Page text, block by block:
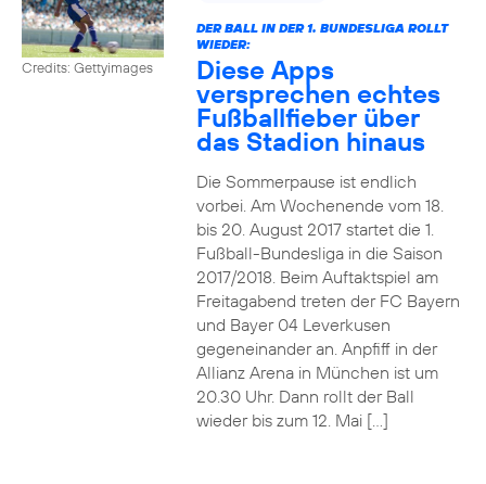
Credits: Gettyimages
DER BALL IN DER 1. BUNDESLIGA ROLLT
WIEDER:
Diese Apps
versprechen echtes
Fußballfieber über
das Stadion hinaus
Die Sommerpause ist endlich
vorbei. Am Wochenende vom 18.
bis 20. August 2017 startet die 1.
Fußball-Bundesliga in die Saison
2017/2018. Beim Auftaktspiel am
Freitagabend treten der FC Bayern
und Bayer 04 Leverkusen
gegeneinander an. Anpfiff in der
Allianz Arena in München ist um
20.30 Uhr. Dann rollt der Ball
wieder bis zum 12. Mai […]